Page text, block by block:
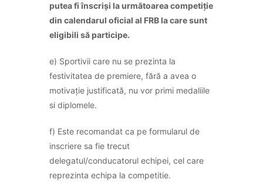
putea fi înscriși la următoarea competiție
din calendarul oficial al FRB la care sunt
eligibili să participe.
e) Sportivii care nu se prezinta la
festivitatea de premiere, fără a avea o
motivație justificată, nu vor primi medaliile
si diplomele.
f) Este recomandat ca pe formularul de
inscriere sa fie trecut
delegatul/conducatorul echipei, cel care
reprezinta echipa la competitie.